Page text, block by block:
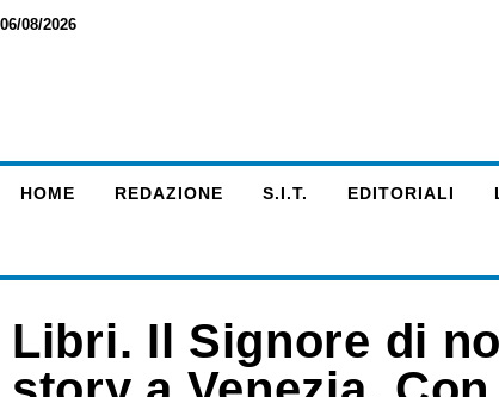
06/08/2026
HOME REDAZIONE S.I.T. EDITORIALI
Libri. Il Signore di